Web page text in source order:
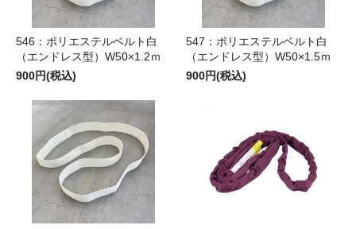
546：ポリエステルベルト白
（エンドレス型）W50×1.2ｍ
900円(税込)
547：ポリエステルベルト白
（エンドレス型）W50×1.5ｍ
900円(税込)